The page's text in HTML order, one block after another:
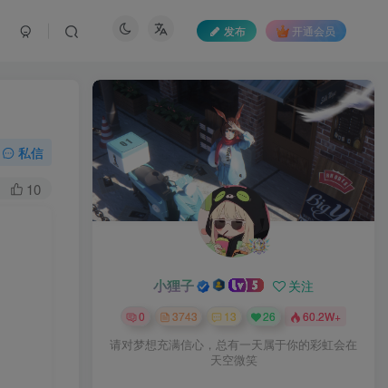
发布 开通会员
私信
10
小狸子 关注
0 3743 13 26 60.2W+
请对梦想充满信心，总有一天属于你的彩虹会在
天空微笑